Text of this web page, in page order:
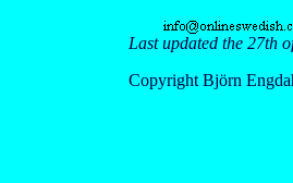
Last updated the 27th
Copyright Björn